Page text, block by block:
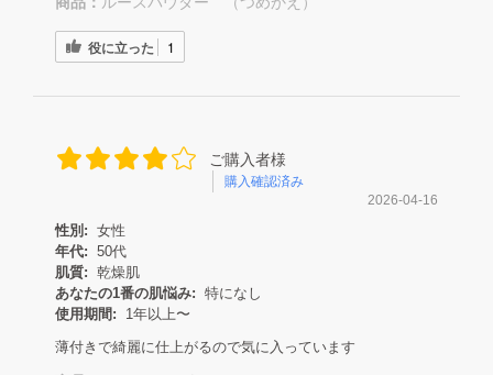
役に立った 1
ご購入者様
購入確認済み
2026-04-16
性別: 女性
年代: 50代
肌質: 乾燥肌
あなたの1番の肌悩み: 特になし
使用期間:
1年以上〜
薄付きで綺麗に仕上がるので気に入っています